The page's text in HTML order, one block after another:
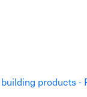
products